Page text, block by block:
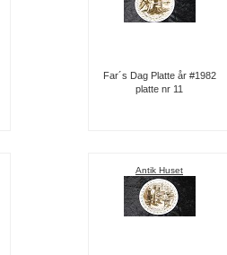
Far´s Dag Platte år #1982
platte nr 11
Antik Huset